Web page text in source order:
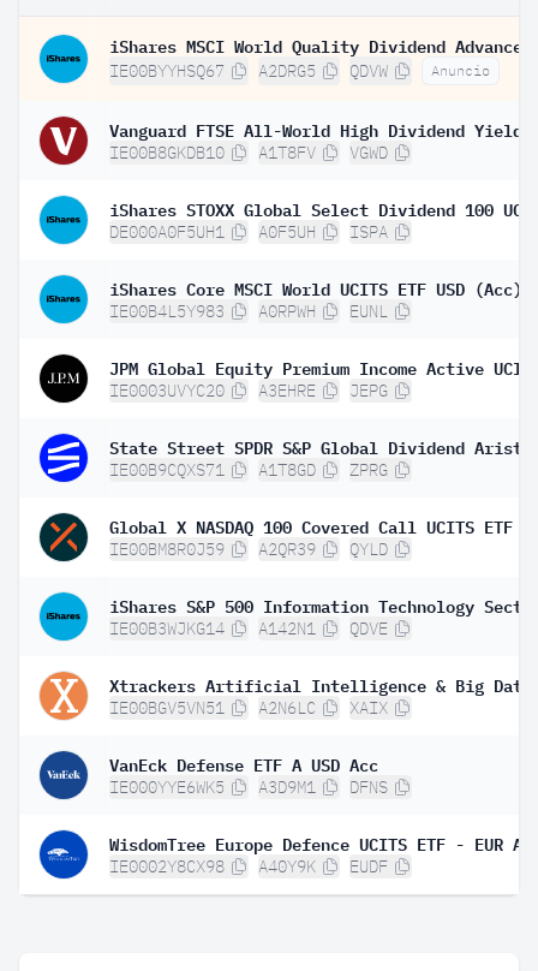
IE00BYYHSQ67 A2DRG5 QDVW Anuncio
IE00B8GKDB10 A1T8FV VGWD
DE000A0F5UH1 A0F5UH ISPA
iShares Core MSCI World UCITS ETF USD (Acc)
IE00B4L5Y983 A0RPWH EUNL
IE0003UVYC20 A3EHRE JEPG
IE00B9CQXS71 A1T8GD ZPRG
Global X NASDAQ 100 Covered Call UCITS ETF
IE00BM8R0J59 A2QR39 QYLD
IE00B3WJKG14 A142N1 QDVE
IE00BGV5VN51 A2N6LC XAIX
VanEck Defense ETF A USD Acc
IE000YYE6WK5 A3D9M1 DFNS
WisdomTree Europe Defence UCITS ETF - EUR
IE0002Y8CX98 A40Y9K EUDF